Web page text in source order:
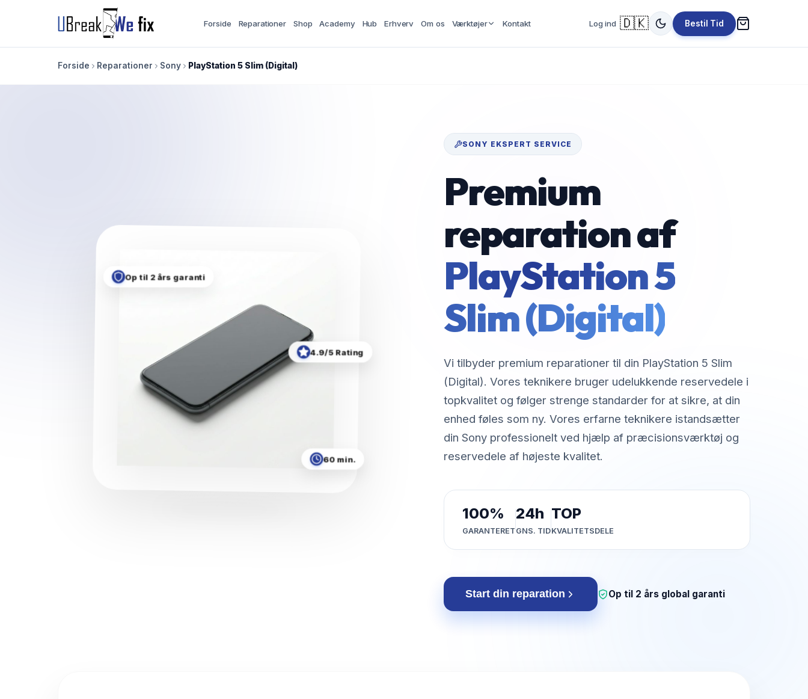
Forside Reparationer Shop Academy Hub Erhverv Om os Værktøjer Kontakt Log ind 🇩🇰 Bestil Tid
Forside Reparationer Sony PlayStation 5 Slim (Digital)
Op til 2 års garanti
60 min.
4.9/5 Rating
SONY EKSPERT SERVICE
Premium
reparation af
PlayStation 5
Slim (Digital)
Vi tilbyder premium reparationer til din PlayStation 5 Slim
(Digital). Vores teknikere bruger udelukkende reservedele i
topkvalitet og følger strenge standarder for at sikre, at din
enhed føles som ny. Vores erfarne teknikere istandsætter
din Sony professionelt ved hjælp af præcisionsværktøj og
reservedele af højeste kvalitet.
100%
GARANTERET
24h
GNS. TID
TOP
KVALITETSDELE
Start din reparation Op til 2 års global garanti